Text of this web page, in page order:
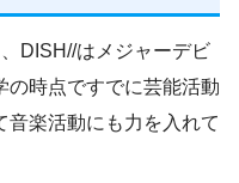
DISH//はメジャーデビ
の時点ですでに芸能活動
音楽活動にも力を入れて